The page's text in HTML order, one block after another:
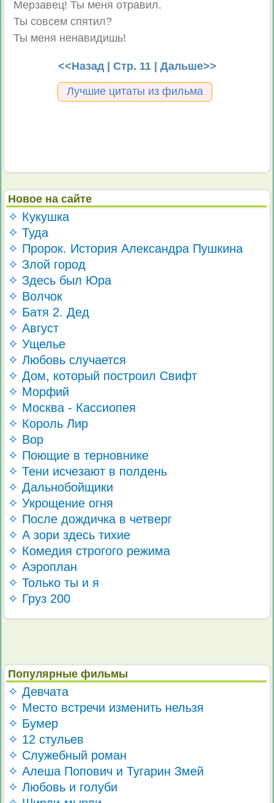
Мерзавец! Ты меня отравил.
Ты совсем спятил?
Ты меня ненавидишь!
<<Назад| Стр. 11 | Дальше>>
Лучшие цитаты из фильма
Новое на сайте
✧ Кукушка
✧ Туда
✧ Пророк. История Александра Пушкина
✧ Злой город
✧ Здесь был Юра
✧ Волчок
✧ Батя 2. Дед
✧ Август
✧ Ущелье
✧ Любовь случается
✧ Дом, который построил Свифт
✧ Морфий
✧ Москва - Кассиопея
✧ Король Лир
✧ Вор
✧ Поющие в терновнике
✧ Тени исчезают в полдень
✧ Дальнобойщики
✧ Укрощение огня
✧ После дождичка в четверг
✧ А зори здесь тихие
✧ Комедия строгого режима
✧ Аэроплан
✧ Только ты и я
✧ Груз 200
Популярные фильмы
✧ Девчата
✧ Место встречи изменить нельзя
✧ Бумер
✧ 12 стульев
✧ Служебный роман
✧ Алеша Попович и Тугарин Змей
✧ Любовь и голуби